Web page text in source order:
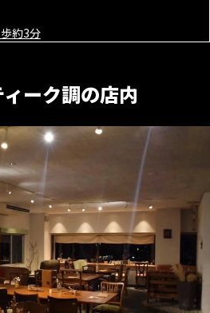
約3分
ーク調の店内